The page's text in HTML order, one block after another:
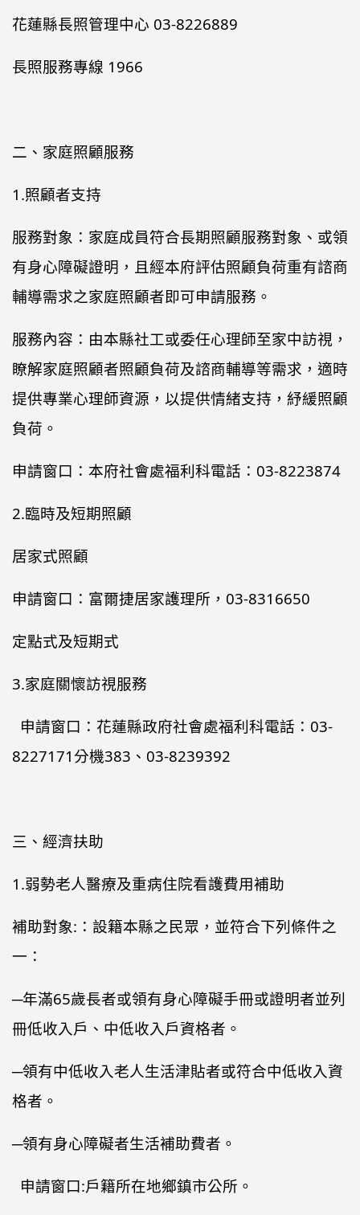
花蓮縣長照管理中心 03-8226889
長照服務專線 1966
二、家庭照顧服務
1.照顧者支持
服務對象：家庭成員符合長期照顧服務對象、或領
有身心障礙證明，且經本府評估照顧負荷重有諮商
輔導需求之家庭照顧者即可申請服務。
服務內容：由本縣社工或委任心理師至家中訪視，
瞭解家庭照顧者照顧負荷及諮商輔導等需求，適時
提供專業心理師資源，以提供情緒支持，紓緩照顧
負荷。
申請窗口：本府社會處福利科電話：03-8223874
2.臨時及短期照顧
居家式照顧
申請窗口：富爾捷居家護理所，03-8316650
定點式及短期式
3.家庭關懷訪視服務
申請窗口：花蓮縣政府社會處福利科電話：03-
8227171分機383、03-8239392
三、經濟扶助
1.弱勢老人醫療及重病住院看護費用補助
補助對象:：設籍本縣之民眾，並符合下列條件之
一：
─年滿65歲長者或領有身心障礙手冊或證明者並列
冊低收入戶、中低收入戶資格者。
─領有中低收入老人生活津貼者或符合中低收入資
格者。
─領有身心障礙者生活補助費者。
申請窗口:戶籍所在地鄉鎮市公所。